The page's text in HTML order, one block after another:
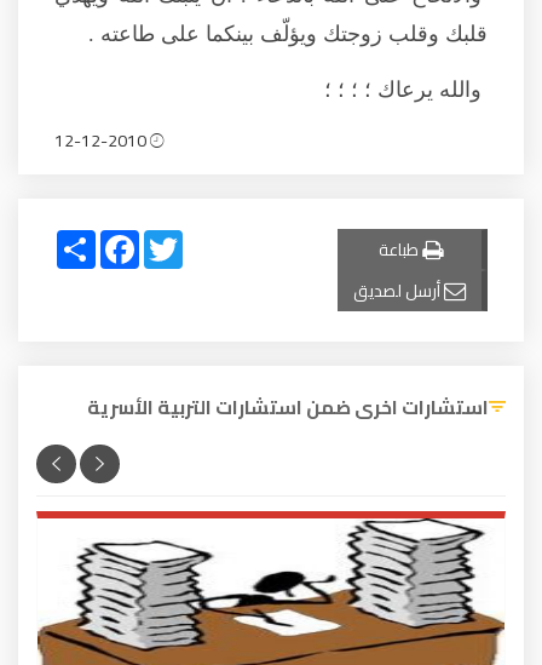
قلبك وقلب زوجتك ويؤلّف بينكما على طاعته .
والله يرعاك ؛ ؛ ؛ ؛
طباعة
أرسل لصديق
Share
FacebookTwitter
استشارات اخرى ضمن استشارات التربية الأسرية